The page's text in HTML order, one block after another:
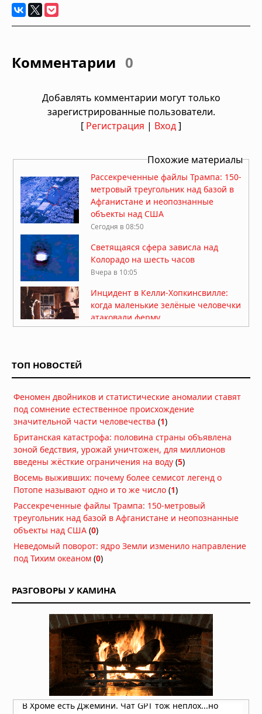
Комментарии 0
Добавлять комментарии могут только
зарегистрированные пользователи.
[ Регистрация | Вход]
Похожие материалы
Рассекреченные файлы Трампа: 150-
метровый треугольник над базой в
Афганистане и неопознанные
объекты над США
Сегодня в 08:50
Светящаяся сфера зависла над
Колорадо на шесть часов
Вчера в 10:05
Инцидент в Келли-Хопкинсвилле:
когда маленькие зелёные человечки
атаковали ферму
05.08.2026 в 07:02
На Луне заметили более 20
гигантских неопознанных объектов
Диск над Гатвиком: пилот сообщил о
«летающей тарелке» на подходе к
аэропорту
03.08.2026 в 15:34
Многомерная реальность: что
предложил Нил Деграсс Тайсон для
объяснения неопознанных явлений
Римский легионер из света:
загадочная беременность
02.08.2026 в 09:42
НЛО: Они здесь не потому, что
прилетают, а потому что никогда не
улетали — новая гипотеза физика
02.08.2026 в 09:28
Жак Валле посвятил расследованию
НЛО 70 лет. Его последний дневник
утверждает: загадка куда глубже,
чем просто "инопланетяне!
02.08.2026 в 08:42
ТОП НОВОСТЕЙ
Феномен двойников и статистические аномалии ставят
под сомнение естественное происхождение
значительной части человечества (1)
Британская катастрофа: половина страны объявлена
зоной бедствия, урожай уничтожен, для миллионов
введены жёсткие ограничения на воду (5)
Восемь выживших: почему более семисот легенд о
Потопе называют одно и то же число (1)
Рассекреченные файлы Трампа: 150-метровый
треугольник над базой в Афганистане и неопознанные
объекты над США (0)
Неведомый поворот: ядро Земли изменило направление
под Тихим океаном (0)
РАЗГОВОРЫ У КАМИНА